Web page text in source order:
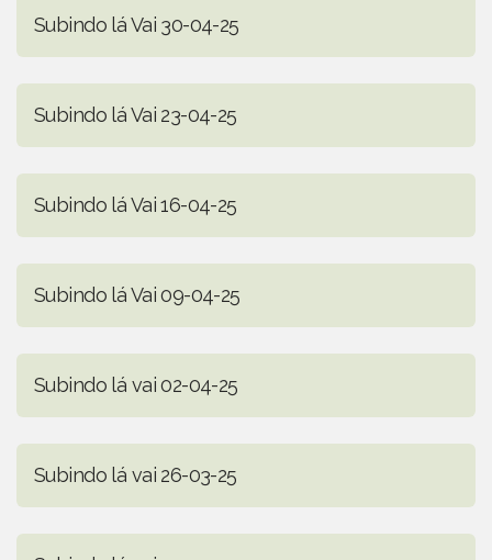
Subindo lá Vai 30-04-25
Subindo lá Vai 23-04-25
Subindo lá Vai 16-04-25
Subindo lá Vai 09-04-25
Subindo lá vai 02-04-25
Subindo lá vai 26-03-25